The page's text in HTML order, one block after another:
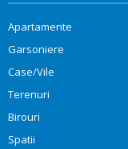
Apartamente
Garsoniere
Case/Vile
Terenuri
Birouri
Spatii